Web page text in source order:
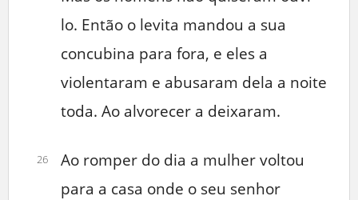
lo. Então o levita mandou a sua
concubina para fora, e eles a
violentaram e abusaram dela a noite
toda. Ao alvorecer a deixaram.
26
Ao romper do dia a mulher voltou
para a casa onde o seu senhor